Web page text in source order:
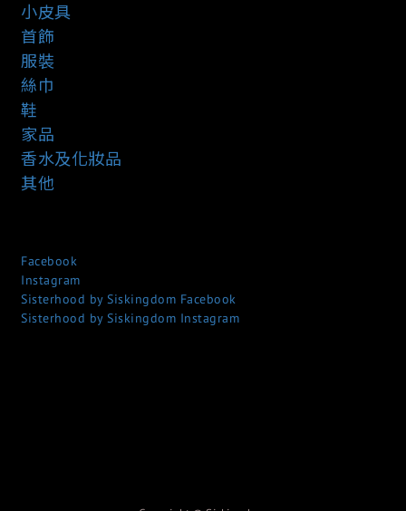
小皮具
首飾
服裝
絲巾
鞋
家品
香水及化妝品
其他
Facebook
Instagram
Sisterhood by Siskingdom Facebook
Sisterhood by Siskingdom Instagram